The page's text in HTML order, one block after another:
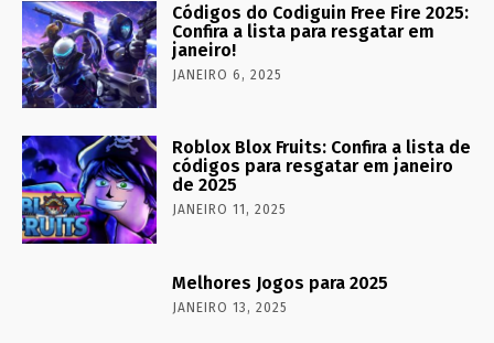
Códigos do Codiguin Free Fire 2025:
Confira a lista para resgatar em
janeiro!
JANEIRO 6, 2025
Roblox Blox Fruits: Confira a lista de
códigos para resgatar em janeiro
de 2025
JANEIRO 11, 2025
Melhores Jogos para 2025
JANEIRO 13, 2025